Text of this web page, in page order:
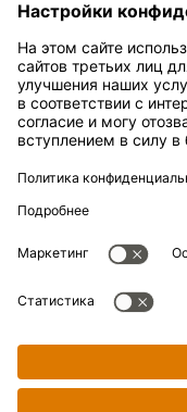
СЛУЖБА
Контакты
Ответы на вопросы
Kikkoman —
© Kikkoman
Номер в
суде